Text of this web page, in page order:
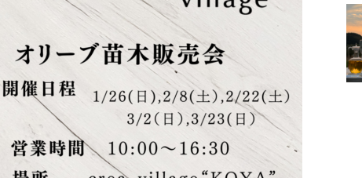
のリースづくり
2025ニューヨークインターナシ
ョナルオリーブオイルコンペテ
ィションで金賞を受賞しまし